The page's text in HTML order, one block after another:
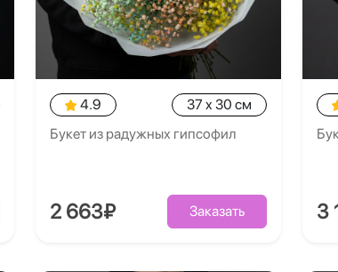
4.9
37 x 30 см
Букет из радужных гипсофил
2 663₽ Заказать 3